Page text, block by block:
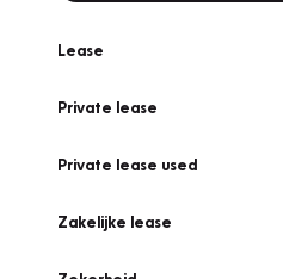
Lease
Private lease
Private lease used
Zakelijke lease